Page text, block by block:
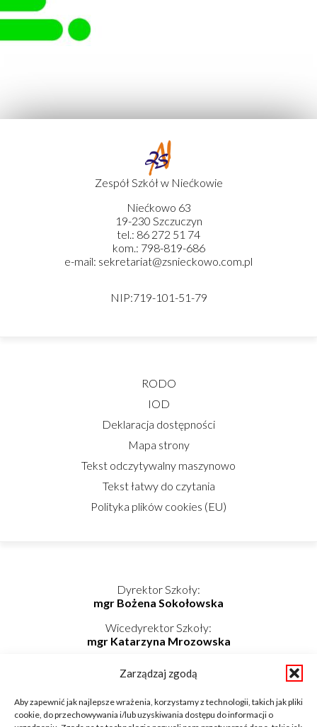
Zarządzaj zgodą
Aby zapewnić jak najlepsze wrażenia, korzystamy z technologii, takich jak pliki
cookie, do przechowywania i/lub uzyskiwania dostępu do informacji o
Zespół Szkół w Niećkowie
Niećkowo 63
19-230 Szczuczyn
tel.: 86 272 51 74
kom.: 798-819-686
e-mail: sekretariat@zsnieckowo.com.pl
NIP:719-101-51-79
RODO
IOD
Deklaracja dostępności
Mapa strony
Tekst odczytywalny maszynowo
Tekst łatwy do czytania
Polityka plików cookies (EU)
Dyrektor Szkoły:
mgr Bożena Sokołowska
Wicedyrektor Szkoły:
mgr Katarzyna Mrozowska
mgr Elwira Kołaczyńska-Bogdan
Telefon komórkowy: 798-819-687
E-mail: internat@zsnieckowo.com.pl